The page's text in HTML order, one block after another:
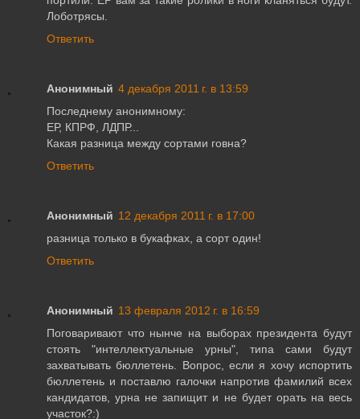
Лоботрясы.
Ответить
Анонимный 4 декабря 2011 г. в 13:59
Последнему анонимному:
ЕР, КПРФ, ЛДПР...
Какая разница между сортами говна?
Ответить
Анонимный 12 декабря 2011 г. в 17:00
разница только в букафках, а сорт один!
Ответить
Анонимный 13 февраля 2012 г. в 16:59
Поговаривают что нынче на выборах президента будут
стоять "интеллектуальные урны", типа сами будут
захватывать бюллетень. Вопрос, если я хочу испортить
бюллетень и поставлю галочки напротив фамилий всех
кандидатов, урна не запищит и не будет орать на весь
участок?:)